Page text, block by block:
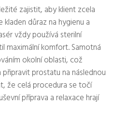
zajistit, aby klient zcela
důraz na hygienu a
vždy používá sterilní
maximální komfort. Samotná
okolní oblasti, což
prostatu na následnou
že celá procedura se točí
příprava a relaxace hrají